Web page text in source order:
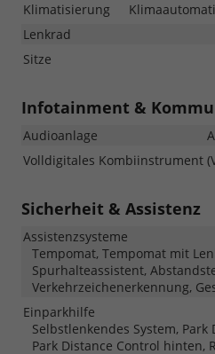
Klimatisierung
Lenkrad
Sitze
Infotainment &
Audioanlage
Volldigitales Kombiinstrument
Sicherheit & Assistenz
Assistenzsysteme
Tempomat, Tempomat mit
Spurhalteassistent,
Verkehrzeichenerkennung,
Einparkhilfe
Selbstlenkendes System,
Park Distance Control hinten,